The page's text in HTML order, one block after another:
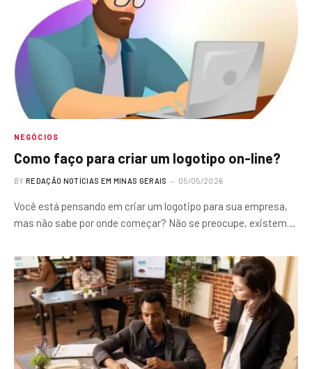
NEGÓCIOS
Como faço para criar um logotipo on-line?
BY REDAÇÃO NOTÍCIAS EM MINAS GERAIS 05/05/2026
Você está pensando em criar um logotipo para sua empresa,
mas não sabe por onde começar? Não se preocupe, existem…